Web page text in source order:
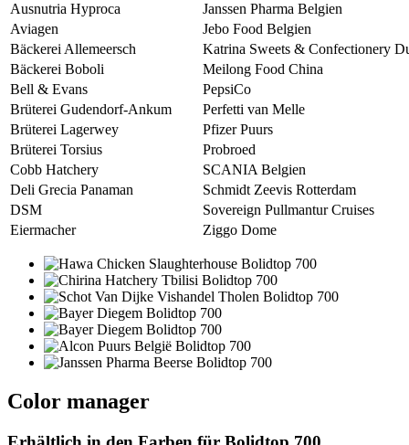
Ausnutria Hyproca
Janssen Pharma Belgien
Aviagen
Jebo Food Belgien
Bäckerei Allemeersch
Katrina Sweets & Confectionery
Bäckerei Boboli
Meilong Food China
Bell & Evans
PepsiCo
Brüterei Gudendorf-Ankum
Perfetti van Melle
Brüterei Lagerwey
Pfizer Puurs
Brüterei Torsius
Probroed
Cobb Hatchery
SCANIA Belgien
Deli Grecia Panaman
Schmidt Zeevis Rotterdam
DSM
Sovereign Pullmantur Cruises
Eiermacher
Ziggo Dome
Color manager